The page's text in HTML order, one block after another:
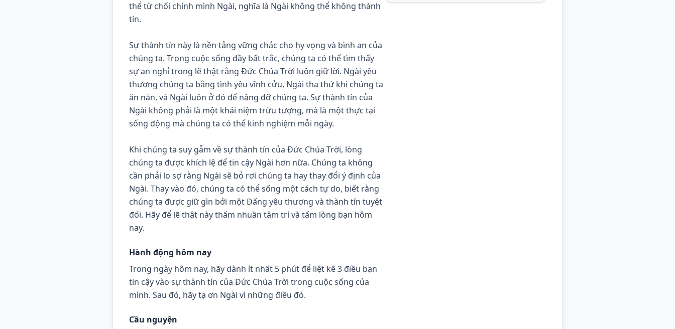
thể từ chối chính mình Ngài, nghĩa là Ngài không thể không thành
tín.
Sự thành tín này là nền tảng vững chắc cho hy vọng và bình an của
chúng ta. Trong cuộc sống đầy bất trắc, chúng ta có thể tìm thấy
sự an nghỉ trong lẽ thật rằng Đức Chúa Trời luôn giữ lời. Ngài yêu
thương chúng ta bằng tình yêu vĩnh cửu, Ngài tha thứ khi chúng ta
ăn năn, và Ngài luôn ở đó để nâng đỡ chúng ta. Sự thành tín của
Ngài không phải là một khái niệm trừu tượng, mà là một thực tại
sống động mà chúng ta có thể kinh nghiệm mỗi ngày.
Khi chúng ta suy gẫm về sự thành tín của Đức Chúa Trời, lòng
chúng ta được khích lệ để tin cậy Ngài hơn nữa. Chúng ta không
cần phải lo sợ rằng Ngài sẽ bỏ rơi chúng ta hay thay đổi ý định của
Ngài. Thay vào đó, chúng ta có thể sống một cách tự do, biết rằng
chúng ta được giữ gìn bởi một Đấng yêu thương và thành tín tuyệt
đối. Hãy để lẽ thật này thấm nhuần tâm trí và tấm lòng bạn hôm
nay.
Hành động hôm nay
Trong ngày hôm nay, hãy dành ít nhất 5 phút để liệt kê 3 điều bạn
tin cậy vào sự thành tín của Đức Chúa Trời trong cuộc sống của
mình. Sau đó, hãy tạ ơn Ngài vì những điều đó.
Cầu nguyện